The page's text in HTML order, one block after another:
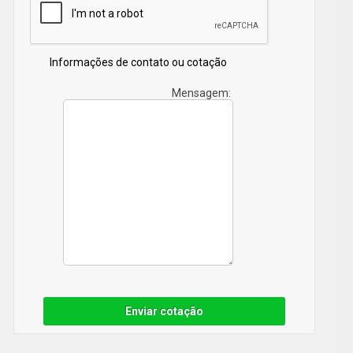
Informações de contato ou cotação
Mensagem:
Enviar cotação